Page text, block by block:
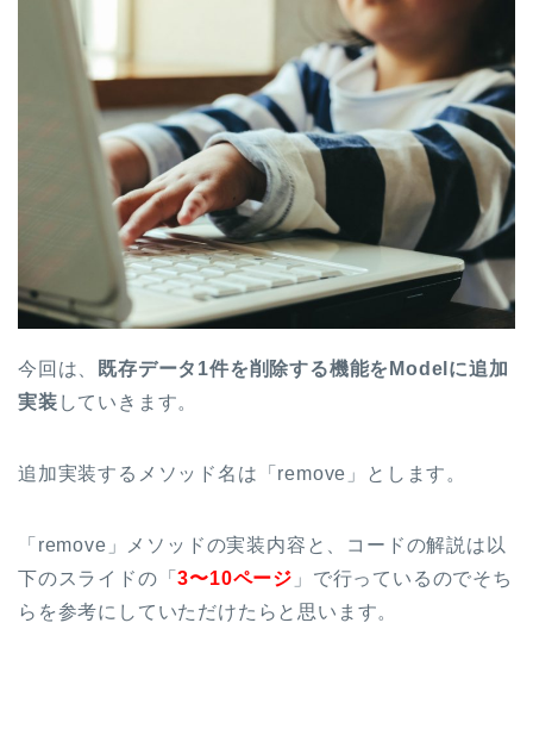
今回は、
既存データ1件を削除する機能をModelに追加
実装 していきます。
追加実装するメソッド名は「remove」とします。
「remove」メソッドの実装内容と、コードの解説は以
下のスライドの「3〜10ページ 」で行っているのでそち
らを参考にしていただけたらと思います。